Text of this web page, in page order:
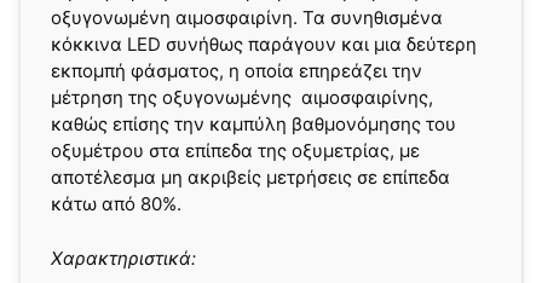
οξυγονωμένη αιμοσφαιρίνη. Τα συνηθισμένα
κόκκινα LED συνήθως παράγουν και μια δεύτερη
εκπομπή φάσματος, η οποία επηρεάζει την
μέτρηση της οξυγονωμένης αιμοσφαιρίνης,
καθώς επίσης την καμπύλη βαθμονόμησης του
οξυμέτρου στα επίπεδα της οξυμετρίας, με
αποτέλεσμα μη ακριβείς μετρήσεις σε επίπεδα
κάτω από 80%.
Χαρακτηριστικά: